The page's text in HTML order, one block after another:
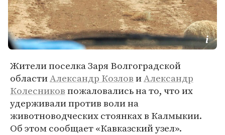
Жители поселка Заря Волгоградской
областиАлександр КозловиАлександр
Колесниковпожаловались на то, что их
удерживали против воли на
животноводческих стоянках в Калмыкии.
Об этом сообщает «Кавказский узел».